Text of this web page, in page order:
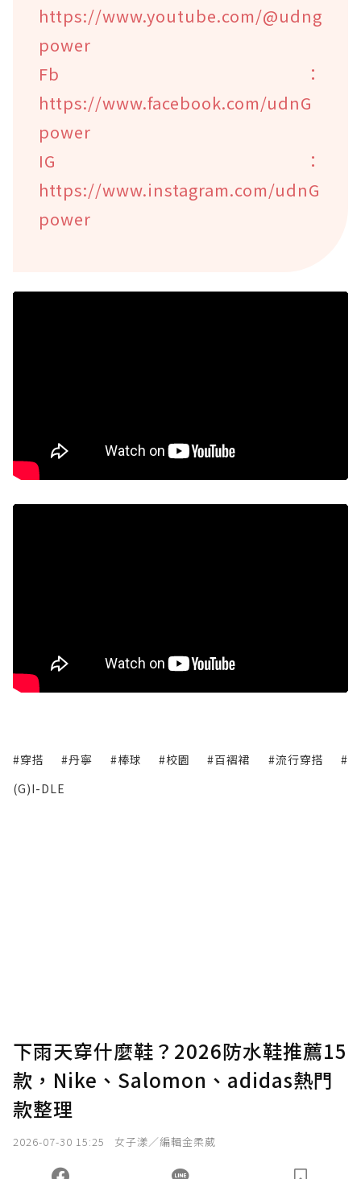
https://www.youtube.com/@udng
power
Fb：
https://www.facebook.com/udnG
power
IG：
https://www.instagram.com/udnG
power
#穿搭 #丹寧 #棒球 #校園 #百褶裙 #流行穿搭
#
(G)I-DLE
下雨天穿什麼鞋？2026防水鞋推薦15
款，Nike、Salomon、adidas熱門
款整理
2026-07-30 15:25 女子漾／編輯金柔葳